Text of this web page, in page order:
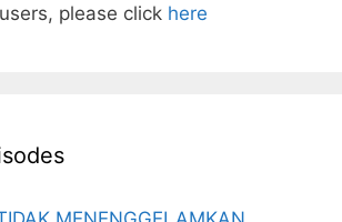
please click here